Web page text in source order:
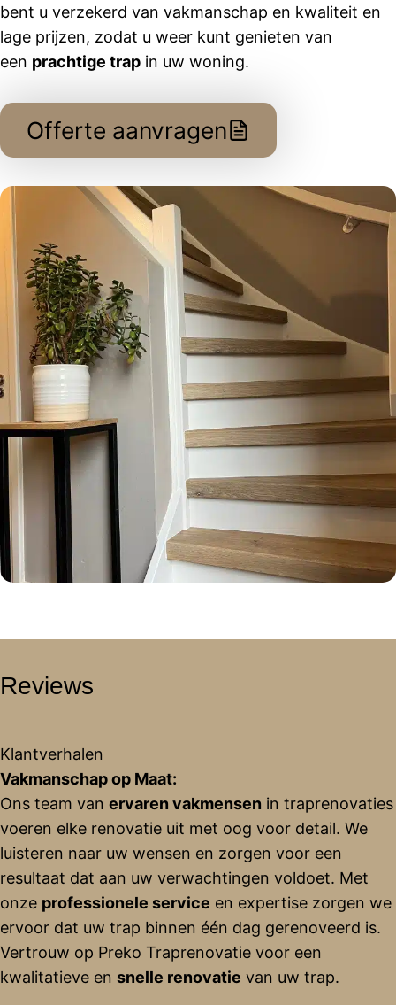
bent u verzekerd van vakmanschap en kwaliteit en
lage prijzen, zodat u weer kunt genieten van
een prachtige trap in uw woning.
Offerte aanvragen
Reviews
Klantverhalen
Vakmanschap op Maat:
Ons team van ervaren vakmensen in traprenovaties
voeren elke renovatie uit met oog voor detail. We
luisteren naar uw wensen en zorgen voor een
resultaat dat aan uw verwachtingen voldoet. Met
onze professionele service en expertise zorgen we
ervoor dat uw trap binnen één dag gerenoveerd is.
Vertrouw op Preko Traprenovatie voor een
kwalitatieve en snelle renovatie van uw trap.